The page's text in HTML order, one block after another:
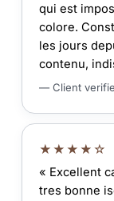
qui est
colore.
les jours
contenu,
— Client
★★★★☆
« Excellent
tres bonne